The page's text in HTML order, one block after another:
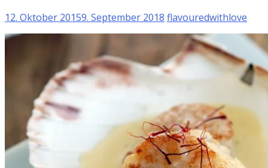
12. Oktober 20159. September 2018 flavouredwithlove